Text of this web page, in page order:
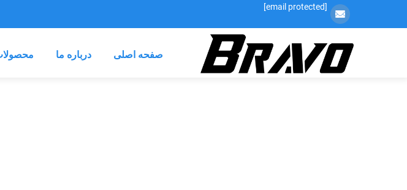
[email protected]
صفحه اصلی درباره ما